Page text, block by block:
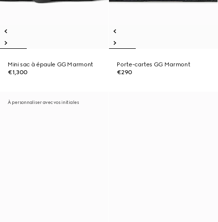
Mini sac à épaule GG Marmont
€1,300
Porte-cartes GG Marmont
€290
À personnaliser avec vos initiales